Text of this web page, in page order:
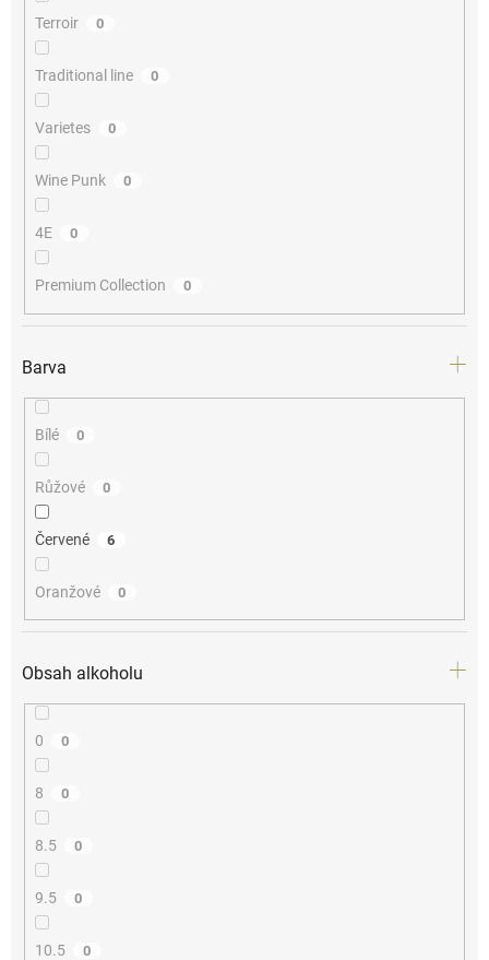
Terroir 0
Traditional line 0
Varietes 0
Wine Punk 0
4E 0
Premium Collection 0
Barva
Bílé 0
Růžové 0
Červené 6
Oranžové 0
Obsah alkoholu
0 0
8 0
8.5 0
9.5 0
10.5 0